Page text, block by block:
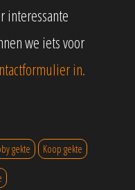
interessante
we iets voor
in.
gekte Koop gekte